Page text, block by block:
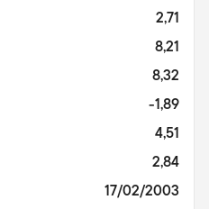
2,71
8,21
8,32
-1,89
4,51
2,84
17/02/2003